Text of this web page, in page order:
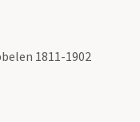
1811-1902